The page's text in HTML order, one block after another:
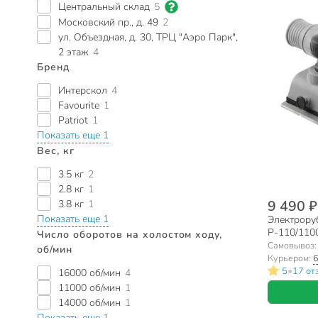
Центральный склад 5
Московский пр., д. 49 2
ул. Объездная, д. 30, ТРЦ "Аэро Парк",
2 этаж 4
Бренд
Интерскол 4
Favourite 1
Patriot 1
Показать еще 1
Вес, кг
3.5 кг 2
2.8 кг 1
3.8 кг 1
Показать еще 1
Число оборотов на холостом ходу,
об/мин
16000 об/мин 4
11000 об/мин 1
14000 об/мин 1
9 490 ₽
Р-110/
мм, 3 мм
Самовывоз:
Курьером:
5•17